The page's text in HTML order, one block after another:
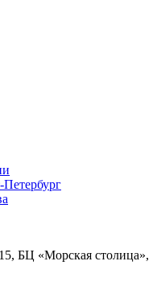
БЦ «Морская столица»,